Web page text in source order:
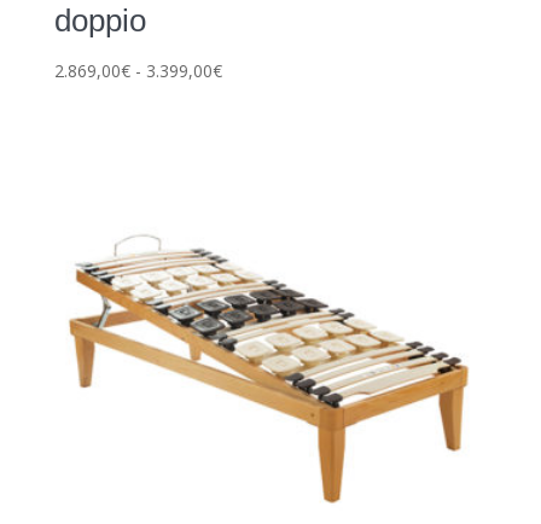
doppio
2.869,00€ - 3.399,00€Fascia